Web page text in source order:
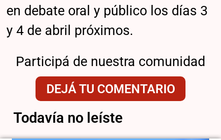
en debate oral y público los días 3
y 4 de abril próximos.
Participá de nuestra comunidad
DEJÁ TU COMENTARIO
Todavía no leíste